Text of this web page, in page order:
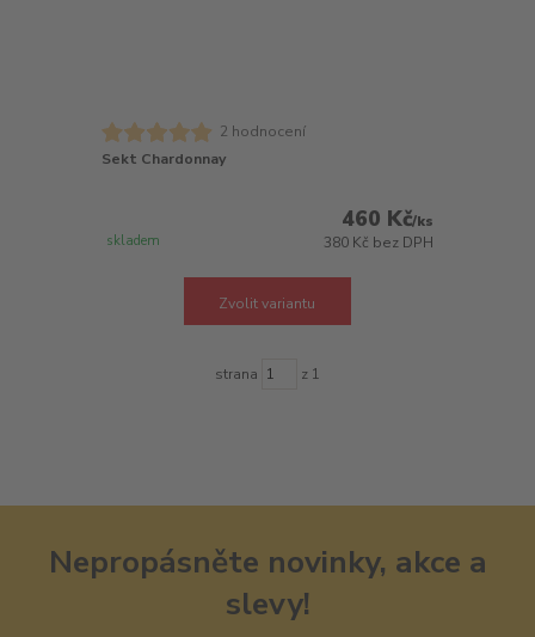
2 hodnocení
Sekt Chardonnay
460 Kč/ks
380 Kč bez DPH
skladem
Zvolit variantu
strana z 1
Nepropásněte novinky, akce a
slevy!